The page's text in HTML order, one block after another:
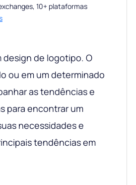
10+ plataformas
design de logotipo. O
ou em um determinado
as tendências e
para encontrar um
necessidades e
tendências em